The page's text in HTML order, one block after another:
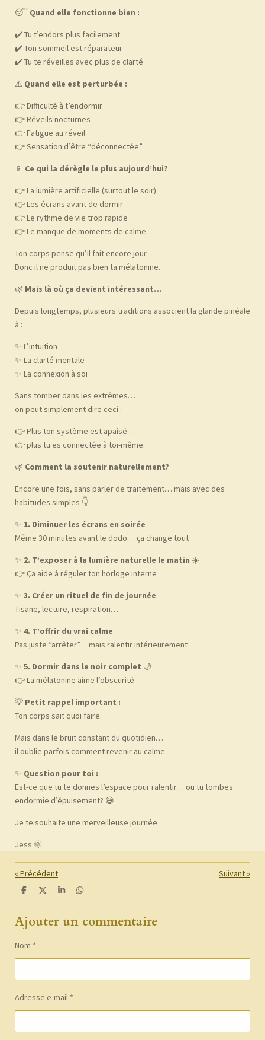
😴 Quand elle fonctionne bien :
✔️ Tu t’endors plus facilement
✔️ Ton sommeil est réparateur
✔️ Tu te réveilles avec plus de clarté
⚠️ Quand elle est perturbée :
👉 Difficulté à t’endormir
👉 Réveils nocturnes
👉 Fatigue au réveil
👉 Sensation d’être “déconnectée”
📱 Ce qui la dérègle le plus aujourd’hui?
👉 La lumière artificielle (surtout le soir)
👉 Les écrans avant de dormir
👉 Le rythme de vie trop rapide
👉 Le manque de moments de calme
Ton corps pense qu’il fait encore jour…
Donc il ne produit pas bien ta mélatonine.
🌿 Mais là où ça devient intéressant…
Depuis longtemps, plusieurs traditions associent la glande pinéale
à :
✨ L’intuition
✨ La clarté mentale
✨ La connexion à soi
Sans tomber dans les extrêmes…
on peut simplement dire ceci :
👉 Plus ton système est apaisé…
👉 plus tu es connectée à toi-même.
🌿 Comment la soutenir naturellement?
Encore une fois, sans parler de traitement… mais avec des
habitudes simples 👇
✨ 1. Diminuer les écrans en soirée
Même 30 minutes avant le dodo… ça change tout
✨ 2. T’exposer à la lumière naturelle le matin ☀️
👉 Ça aide à réguler ton horloge interne
✨ 3. Créer un rituel de fin de journée
Tisane, lecture, respiration…
✨ 4. T’offrir du vrai calme
Pas juste “arrêter”… mais ralentir intérieurement
✨ 5. Dormir dans le noir complet 🌙
👉 La mélatonine aime l’obscurité
💡 Petit rappel important :
Ton corps sait quoi faire.
Mais dans le bruit constant du quotidien…
il oublie parfois comment revenir au calme.
✨ Question pour toi :
Est-ce que tu te donnes l’espace pour ralentir… ou tu tombes
endormie d’épuisement? 😅
Je te souhaite une merveilleuse journée
Jess 🌞
«Précédent Suivant»
P
t
a
e
r
P
t
a
P
a
P
a
Ajouter un commentaire
Nom *
Adresse e-mail *